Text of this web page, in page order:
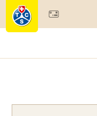
Membres & prestations